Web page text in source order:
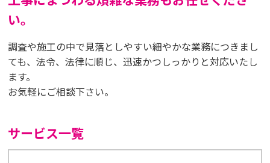
い。
調査や施工の中で見落としやすい細やかな業務につきまし
ても、法令、法律に順じ、迅速かつしっかりと対応いたし
ます。
お気軽にご相談下さい。
サービス一覧